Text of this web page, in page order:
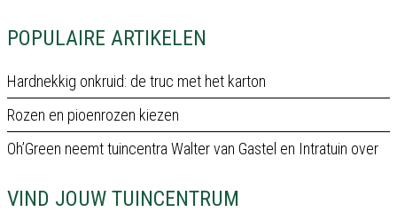
POPULAIRE ARTIKELEN
Hardnekkig onkruid: de truc met het karton
Rozen en pioenrozen kiezen
Oh’Green neemt tuincentra Walter van Gastel en Intratuin over
VIND JOUW TUINCENTRUM